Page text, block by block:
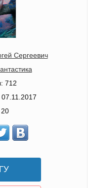
Сергеевич
712
07.11.2017
20